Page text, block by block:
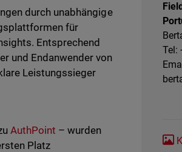
durch unabhängige
für
Entsprechend
und Endanwender von
Leistungssieger
AuthPoint – wurden
Platz
Tel: